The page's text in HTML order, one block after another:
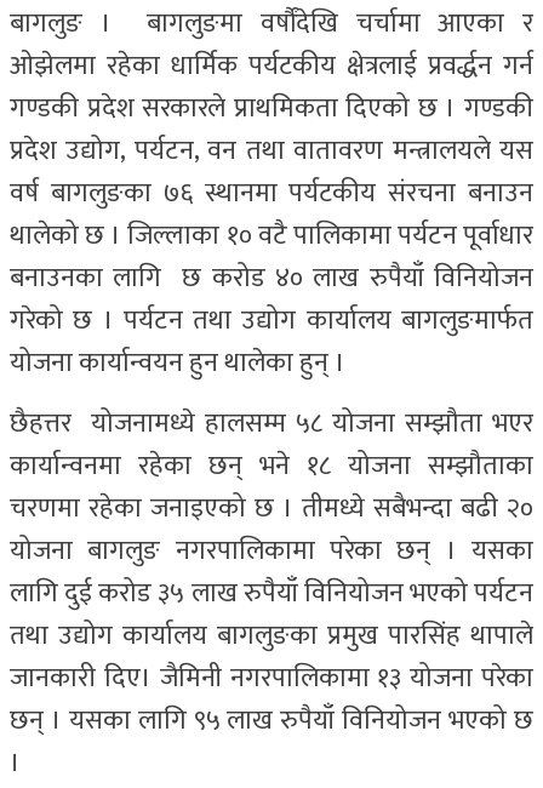
बागलुङ । बागलुङमा वर्षौंदेखि चर्चामा आएका र
ओझेलमा रहेका धार्मिक पर्यटकीय क्षेत्रलाई प्रवर्द्धन गर्न
गण्डकी प्रदेश सरकारले प्राथमिकता दिएको छ । गण्डकी
प्रदेश उद्योग, पर्यटन, वन तथा वातावरण मन्त्रालयले यस
वर्ष बागलुङका ७६ स्थानमा पर्यटकीय संरचना बनाउन
थालेको छ । जिल्लाका १० वटै पालिकामा पर्यटन पूर्वाधार
बनाउनका लागि छ करोड ४० लाख रुपैयाँ विनियोजन
गरेको छ । पर्यटन तथा उद्योग कार्यालय बागलुङमार्फत
योजना कार्यान्वयन हुन थालेका हुन् ।
छैहत्तर योजनामध्ये हालसम्म ५८ योजना सम्झौता भएर
कार्यान्वनमा रहेका छन् भने १८ योजना सम्झौताका
चरणमा रहेका जनाइएको छ । तीमध्ये सबैभन्दा बढी २०
योजना बागलुङ नगरपालिकामा परेका छन् । यसका
लागि दुई करोड ३५ लाख रुपैयाँ विनियोजन भएको पर्यटन
तथा उद्योग कार्यालय बागलुङका प्रमुख पारसिंह थापाले
जानकारी दिए। जैमिनी नगरपालिकामा १३ योजना परेका
छन् । यसका लागि ९५ लाख रुपैयाँ विनियोजन भएको छ
।